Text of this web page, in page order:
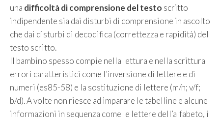
una difficoltà di comprensione del testo scritto
indipendente sia dai disturbi di comprensione in ascolto
che dai disturbi di decodifica (correttezza e rapidità) del
testo scritto.
Il bambino spesso compie nella lettura e nella scrittura
errori caratteristici come l’inversione di lettere e di
numeri (es85-58) e la sostituzione di lettere (m/n; v/f;
b/d). A volte non riesce ad imparare le tabelline e alcune
informazioni in sequenza come le lettere dell’alfabeto, i